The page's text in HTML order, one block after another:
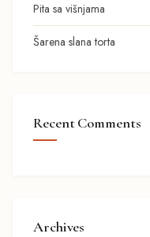
Pita sa višnjama
Šarena slana torta
Recent Comments
Archives